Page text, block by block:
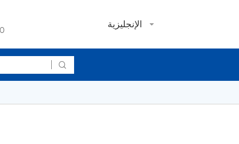
الإنجليزية
